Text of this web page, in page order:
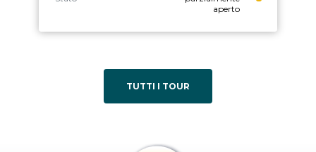
aperto
TUTTI I TOUR